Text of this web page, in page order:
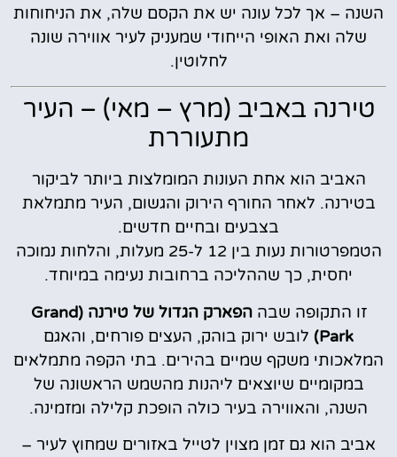
השנה – אך לכל עונה יש את הקסם שלה, את הניחוחות
שלה ואת האופי הייחודי שמעניק לעיר אווירה שונה
לחלוטין.
טירנה באביב (מרץ – מאי) – העיר
מתעוררת
האביב הוא אחת העונות המומלצות ביותר לביקור
בטירנה. לאחר החורף הירוק והגשום, העיר מתמלאת
בצבעים ובחיים חדשים.
הטמפרטורות נעות בין 12 ל-25 מעלות, והלחות נמוכה
יחסית, כך שההליכה ברחובות נעימה במיוחד.
זו התקופה שבה
הפארק הגדול של טירנה (Grand
Park) לובש ירוק בוהק, העצים פורחים, והאגם
המלאכותי משקף שמיים בהירים. בתי הקפה מתמלאים
במקומיים שיוצאים ליהנות מהשמש הראשונה של
השנה, והאווירה בעיר כולה הופכת קלילה ומזמינה.
אביב הוא גם זמן מצוין לטייל באזורים שמחוץ לעיר –